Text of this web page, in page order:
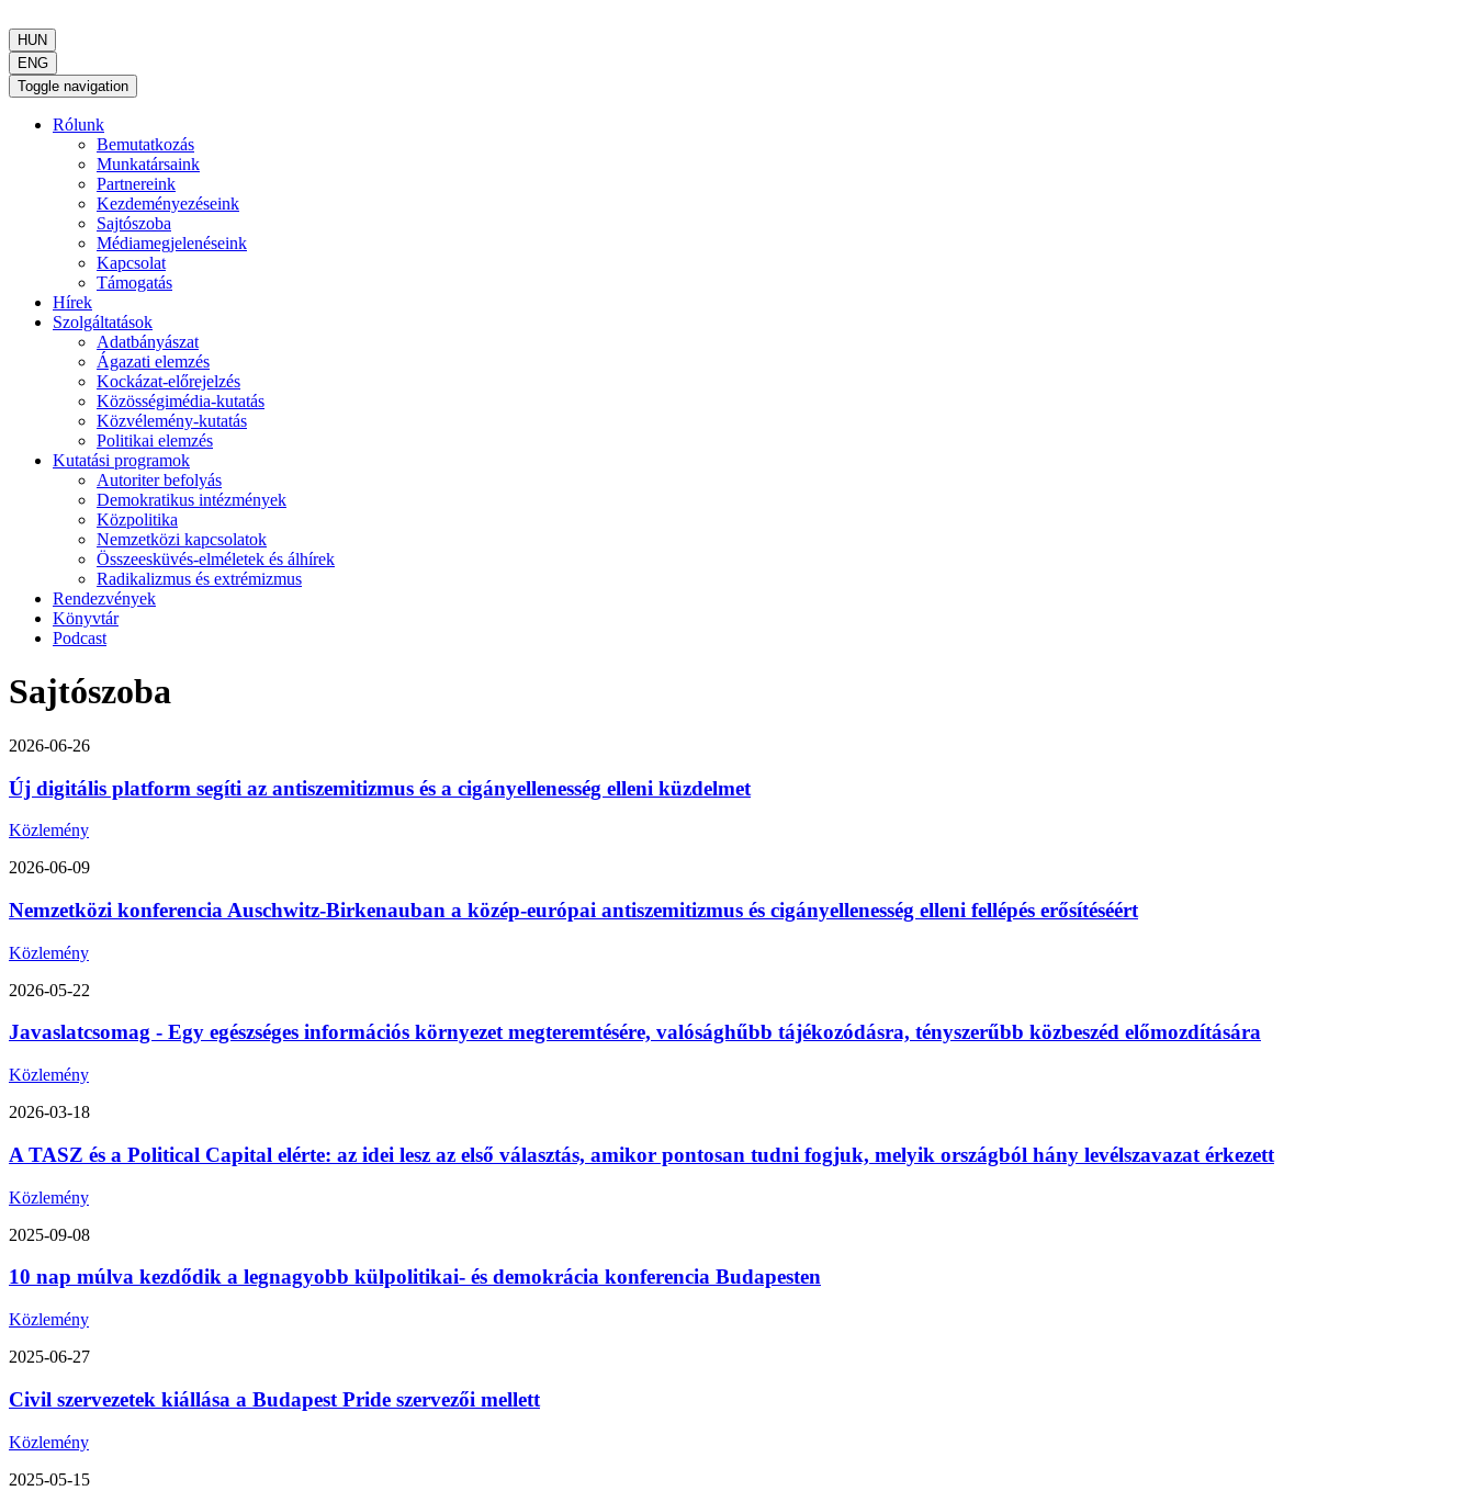
HUN
ENG
Toggle navigation
Rólunk
Bemutatkozás
Munkatársaink
Partnereink
Kezdeményezéseink
Sajtószoba
Médiamegjelenéseink
Kapcsolat
Támogatás
Hírek
Szolgáltatások
Adatbányászat
Ágazati elemzés
Kockázat-előrejelzés
Közösségimédia-kutatás
Közvélemény-kutatás
Politikai elemzés
Kutatási programok
Autoriter befolyás
Demokratikus intézmények
Közpolitika
Nemzetközi kapcsolatok
Összeesküvés-elméletek és álhírek
Radikalizmus és extrémizmus
Rendezvények
Könyvtár
Podcast
Sajtószoba
2026-06-26
Új digitális platform segíti az antiszemitizmus és a cigányellenesség elleni küzdelmet
Közlemény
2026-06-09
Nemzetközi konferencia Auschwitz-Birkenauban a közép-európai antiszemitizmus és cigányellenesség elleni fellépés erősítéséért
Közlemény
2026-05-22
Javaslatcsomag - Egy egészséges információs környezet megteremtésére, valósághűbb tájékozódásra, tényszerűbb közbeszéd előmozdítására
Közlemény
2026-03-18
A TASZ és a Political Capital elérte: az idei lesz az első választás, amikor pontosan tudni fogjuk, melyik országból hány levélszavazat érkezett
Közlemény
2025-09-08
10 nap múlva kezdődik a legnagyobb külpolitikai- és demokrácia konferencia Budapesten
Közlemény
2025-06-27
Civil szervezetek kiállása a Budapest Pride szervezői mellett
Közlemény
2025-05-15